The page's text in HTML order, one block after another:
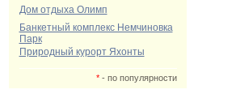
Дом отдыха Олимп
Банкетный комплекс Немчиновка
Парк
Природный курорт Яхонты
*- по популярности